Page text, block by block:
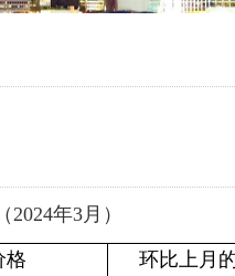
2024年3月）
格
环比上月